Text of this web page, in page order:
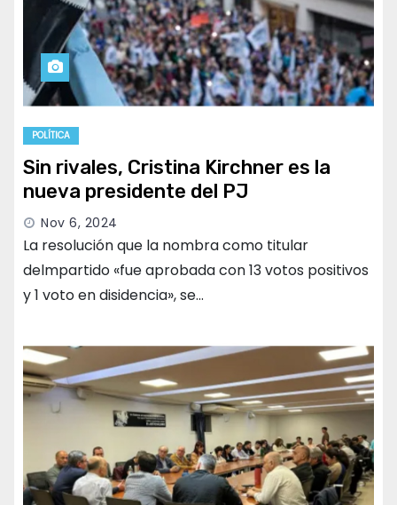
POLÍTICA
Sin rivales, Cristina Kirchner es la
nueva presidente del PJ
Nov 6, 2024
La resolución que la nombra como titular
delmpartido «fue aprobada con 13 votos positivos
y 1 voto en disidencia», se…